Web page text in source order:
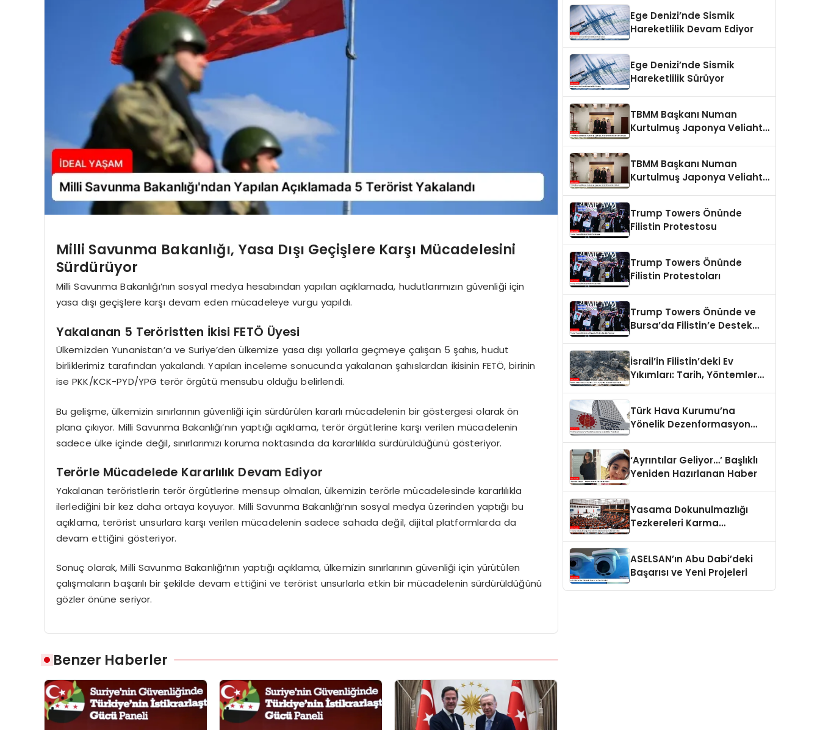
Milli Savunma Bakanlığı, Yasa Dışı Geçişlere Karşı Mücadelesini
Sürdürüyor
Milli Savunma Bakanlığı’nın sosyal medya hesabından yapılan açıklamada, hudutlarımızın güvenliği için
yasa dışı geçişlere karşı devam eden mücadeleye vurgu yapıldı.
Yakalanan 5 Teröristten İkisi FETÖ Üyesi
Ülkemizden Yunanistan’a ve Suriye’den ülkemize yasa dışı yollarla geçmeye çalışan 5 şahıs, hudut
birliklerimiz tarafından yakalandı. Yapılan inceleme sonucunda yakalanan şahıslardan ikisinin FETÖ, birinin
ise PKK/KCK-PYD/YPG terör örgütü mensubu olduğu belirlendi.
Bu gelişme, ülkemizin sınırlarının güvenliği için sürdürülen kararlı mücadelenin bir göstergesi olarak ön
plana çıkıyor. Milli Savunma Bakanlığı’nın yaptığı açıklama, terör örgütlerine karşı verilen mücadelenin
sadece ülke içinde değil, sınırlarımızı koruma noktasında da kararlılıkla sürdürüldüğünü gösteriyor.
Terörle Mücadelede Kararlılık Devam Ediyor
Yakalanan teröristlerin terör örgütlerine mensup olmaları, ülkemizin terörle mücadelesinde kararlılıkla
ilerlediğini bir kez daha ortaya koyuyor. Milli Savunma Bakanlığı’nın sosyal medya üzerinden yaptığı bu
açıklama, terörist unsurlara karşı verilen mücadelenin sadece sahada değil, dijital platformlarda da
devam ettiğini gösteriyor.
Sonuç olarak, Milli Savunma Bakanlığı’nın yaptığı açıklama, ülkemizin sınırlarının güvenliği için yürütülen
çalışmaların başarılı bir şekilde devam ettiğini ve terörist unsurlarla etkin bir mücadelenin sürdürüldüğünü
gözler önüne seriyor.
Benzer Haberler
Ege Denizi’nde Sismik
Hareketlilik Devam Ediyor
Ege Denizi’nde Sismik
Hareketlilik Sürüyor
TBMM Başkanı Numan
Kurtulmuş Japonya Veliaht
TBMM Başkanı Numan
Kurtulmuş Japonya Veliaht
Trump Towers Önünde
Filistin Protestosu
Trump Towers Önünde
Filistin Protestoları
Trump Towers Önünde ve
Bursa’da Filistin’e Destek
İsrail’in Filistin’deki Ev
Yıkımları: Tarih, Yöntemler
Türk Hava Kurumu’na
Yönelik Dezenformasyon
‘Ayrıntılar Geliyor…’ Başlıklı
Yeniden Hazırlanan Haber
Yasama Dokunulmazlığı
Tezkereleri Karma
ASELSAN’ın Abu Dabi’deki
Başarısı ve Yeni Projeleri